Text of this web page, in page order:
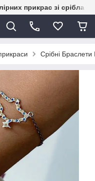
прикрас зі срібла
Срібні Браслети